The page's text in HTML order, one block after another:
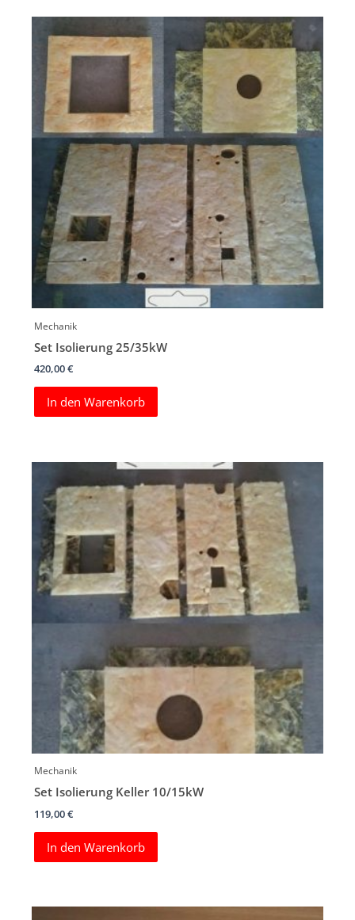
Mechanik
Set Isolierung 25/35kW
420,00€
In den Warenkorb
Mechanik
Set Isolierung Keller 10/15kW
119,00€
In den Warenkorb